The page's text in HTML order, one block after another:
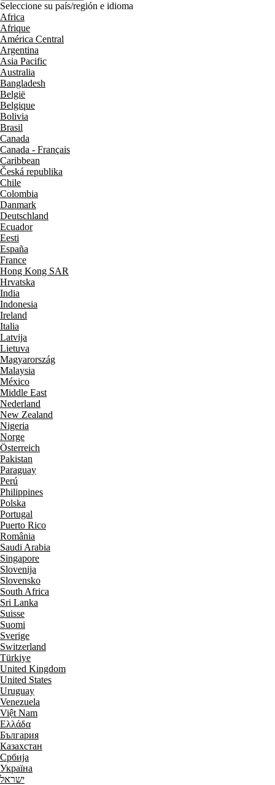
Seleccione su país/región e idioma
Africa
Afrique
América Central
Argentina
Asia Pacific
Australia
Bangladesh
België
Belgique
Bolivia
Brasil
Canada
Canada - Français
Caribbean
Česká republika
Chile
Colombia
Danmark
Deutschland
Ecuador
Eesti
España
France
Hong Kong SAR
Hrvatska
India
Indonesia
Ireland
Italia
Latvija
Lietuva
Magyarország
Malaysia
México
Middle East
Nederland
New Zealand
Nigeria
Norge
Österreich
Pakistan
Paraguay
Perú
Philippines
Polska
Portugal
Puerto Rico
România
Saudi Arabia
Singapore
Slovenija
Slovensko
South Africa
Sri Lanka
Suisse
Suomi
Sverige
Switzerland
Türkiye
United Kingdom
United States
Uruguay
Venezuela
Việt Nam
Ελλάδα
България
Казахстан
Србија
Україна
ישראל